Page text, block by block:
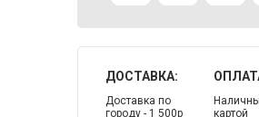
ДОСТАВКА:
Доставка по
городу - 1 500р
картой